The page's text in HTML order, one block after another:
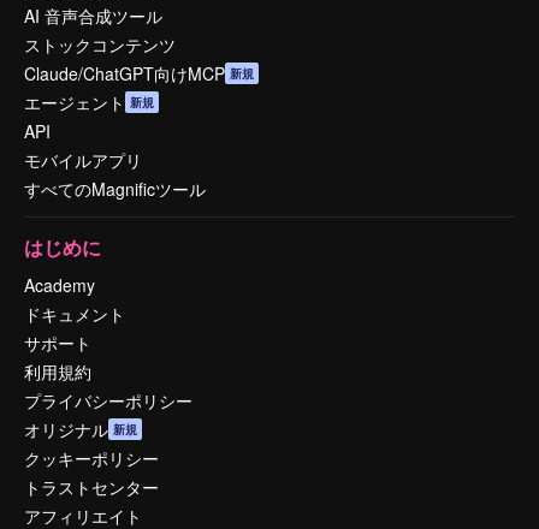
AI 音声合成ツール
ストックコンテンツ
Claude/ChatGPT向けMCP 新規
エージェント 新規
API
モバイルアプリ
すべてのMagnificツール
はじめに
Academy
ドキュメント
サポート
利用規約
プライバシーポリシー
オリジナル 新規
クッキーポリシー
トラストセンター
アフィリエイト